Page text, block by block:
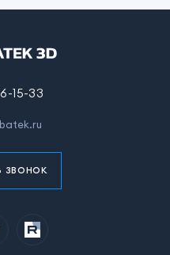
15-33
ЗВОНОК